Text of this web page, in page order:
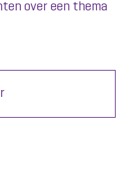
over een thema